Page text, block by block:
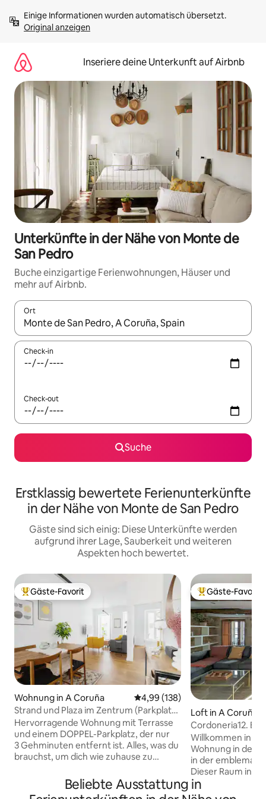
Inhalten
springenOriginal anzeigen
Inseriere deine Unterkunft auf Airbnb
Unterkünfte in der Nähe von Monte de
San Pedro
Buche einzigartige Ferienwohnungen, Häuser und
mehr auf Airbnb.
Ort
Wenn Ergebnisse verfügbar sind, navigiere mit den
Check-in
Check-out
Suche
Erstklassig bewertete Ferienunterkünfte
in der Nähe von Monte de San Pedro
Gäste sind sich einig: Diese Unterkünfte werden
aufgrund ihrer Lage, Sauberkeit und weiteren
Aspekten hoch bewertet.
Beliebter Gäste-Favorit.
Gäste-Favorit
Wohnung in A Coruña Durchschnittliche Bewertung:
4,99 (138)
Strand und Plaza im Zentrum (Parkplatz
inklusive).
Hervorragende Wohnung mit Terrasse
und einem DOPPEL-Parkplatz, der nur
3 Gehminuten entfernt ist. Alles, was du
brauchst, um dich wie zuhause zu
(1.640 Fuß) vom Strand Orzán (WENIGER
als 8 Minuten zu Fuß) und 700 Meter
Beliebter Gäste-
Gäste-Favorit
Loft in A Coruña
Cordoneria12.
Willkommen in
Wohnung in der
in der
Dieser Raum in
Jahr 1870 wurde
wobei seine
Beliebte Ausstattung in